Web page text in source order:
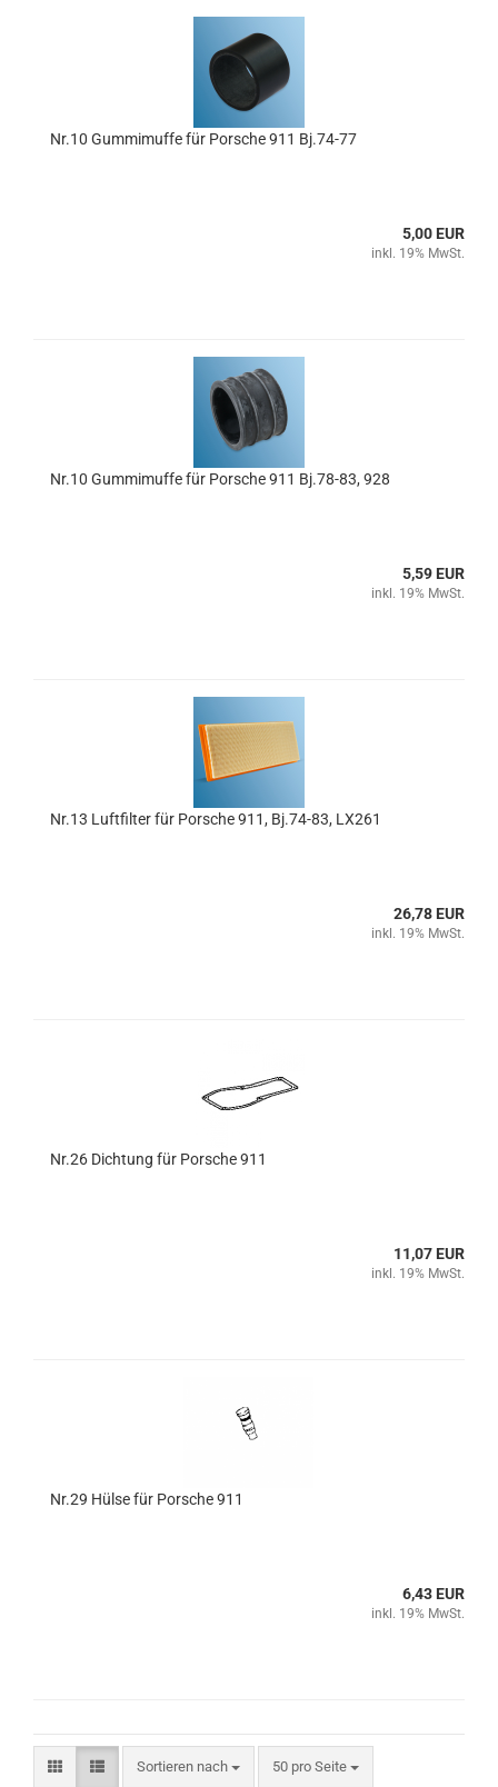
Nr.10 Gummimuffe für Porsche 911 Bj.74-77
5,00 EUR
inkl. 19% MwSt.
Nr.10 Gummimuffe für Porsche 911 Bj.78-83, 928
5,59 EUR
inkl. 19% MwSt.
Nr.13 Luftfilter für Porsche 911, Bj.74-83, LX261
26,78 EUR
inkl. 19% MwSt.
Nr.26 Dichtung für Porsche 911
11,07 EUR
inkl. 19% MwSt.
Nr.29 Hülse für Porsche 911
6,43 EUR
inkl. 19% MwSt.
Sortieren nach
Sortieren nach 50 pro Seite
pro Seite